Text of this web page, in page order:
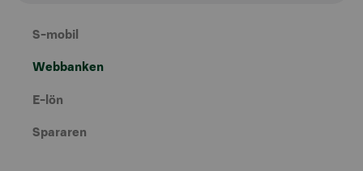
S-mobil
Webbanken
E-lön
Spararen